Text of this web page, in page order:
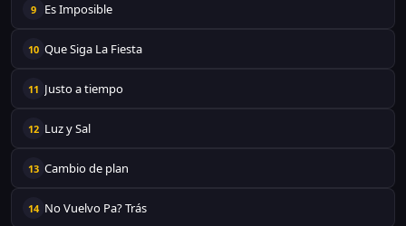
9 Es Imposible
10 Que Siga La Fiesta
11 Justo a tiempo
12 Luz y Sal
13 Cambio de plan
14 No Vuelvo Pa? Trás